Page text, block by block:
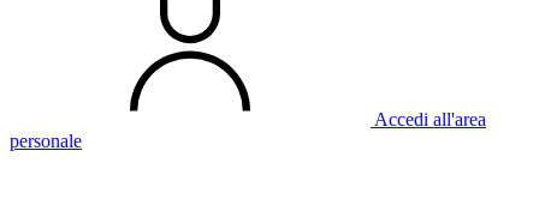
Accedi all'area
personale